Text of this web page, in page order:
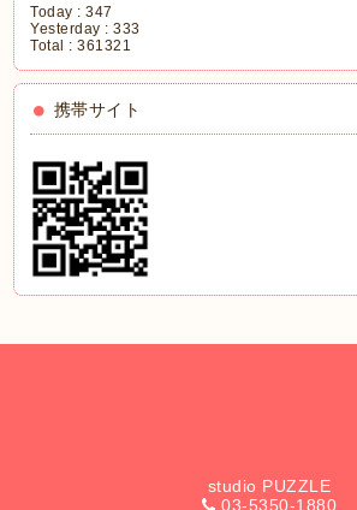
Today :347
Yesterday :333
Total :361321
携帯サイト
studio PUZZLE
03-5350-1880